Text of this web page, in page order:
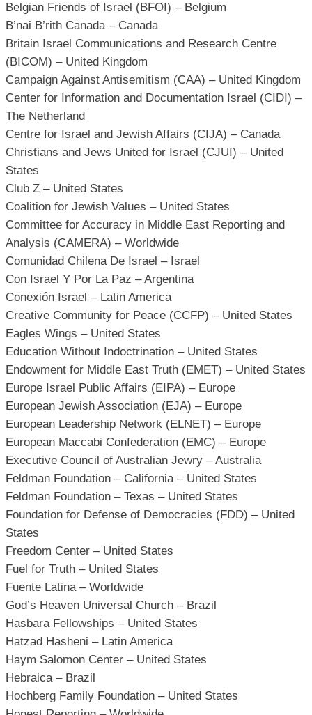
Belgian Friends of Israel (BFOI) – Belgium
B’nai B’rith Canada – Canada
Britain Israel Communications and Research Centre
(BICOM) – United Kingdom
Campaign Against Antisemitism (CAA) – United Kingdom
Center for Information and Documentation Israel (CIDI) –
The Netherland
Centre for Israel and Jewish Affairs (CIJA) – Canada
Christians and Jews United for Israel (CJUI) – United
States
Club Z – United States
Coalition for Jewish Values – United States
Committee for Accuracy in Middle East Reporting and
Analysis (CAMERA) – Worldwide
Comunidad Chilena De Israel – Israel
Con Israel Y Por La Paz – Argentina
Conexión Israel – Latin America
Creative Community for Peace (CCFP) – United States
Eagles Wings – United States
Education Without Indoctrination – United States
Endowment for Middle East Truth (EMET) – United States
Europe Israel Public Affairs (EIPA) – Europe
European Jewish Association (EJA) – Europe
European Leadership Network (ELNET) – Europe
European Maccabi Confederation (EMC) – Europe
Executive Council of Australian Jewry – Australia
Feldman Foundation – California – United States
Feldman Foundation – Texas – United States
Foundation for Defense of Democracies (FDD) – United
States
Freedom Center – United States
Fuel for Truth – United States
Fuente Latina – Worldwide
God’s Heaven Universal Church – Brazil
Hasbara Fellowships – United States
Hatzad Hasheni – Latin America
Haym Salomon Center – United States
Hebraica – Brazil
Hochberg Family Foundation – United States